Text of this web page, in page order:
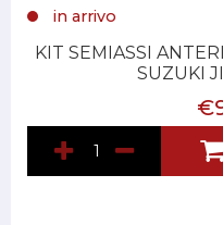
in arrivo
KIT SEMIASSI
SUZUKI